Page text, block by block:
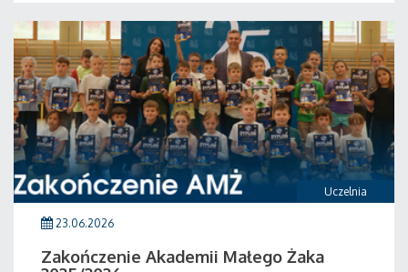
Uczelnia
23.06.2026
Zakończenie Akademii Małego Żaka